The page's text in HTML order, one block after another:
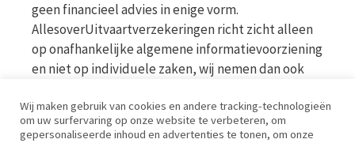
geen financieel advies in enige vorm.
AllesoverUitvaartverzekeringen richt zicht alleen
op onafhankelijke algemene informatievoorziening
en niet op individuele zaken, wij nemen dan ook
voor meer informatie op de website van de AFM
www.afm.nl
Wij maken gebruik van cookies en andere tracking-technologieën
om uw surfervaring op onze website te verbeteren, om
gepersonaliseerde inhoud en advertenties te tonen, om onze